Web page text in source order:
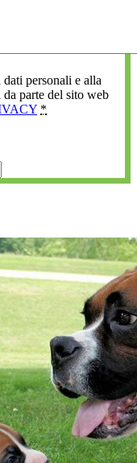
personali e alla
parte del sito web
*